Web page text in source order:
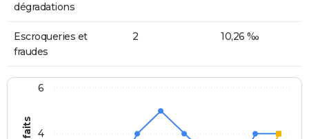
dégradations
Escroqueries et
fraudes
2 10,26 ‰
4
6